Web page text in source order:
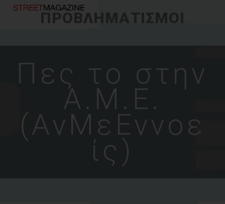
ΠΡΟΒΛΗΜΑΤΙΣΜΟΙ
Πες το στην
Α.Μ.Ε.
(ΑνΜεΕννοε
ίς)